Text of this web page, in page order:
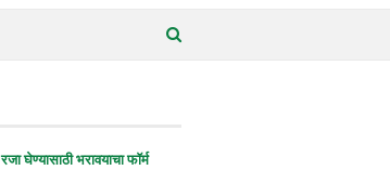
घेण्यासाठी भरावयाचा फॉर्म